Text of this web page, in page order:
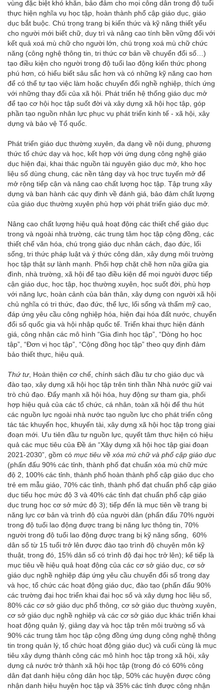
vùng đặc biệt khó khăn, bảo đảm cho mọi công dân trong độ tuổi
thực hiện nghĩa vụ học tập, hoàn thành phổ cập giáo dục, giáo
dục bắt buộc. Chú trọng trang bị kiến thức và kỹ năng thiết yếu
cho người mới biết chữ, duy trì và nâng cao tính bền vững đối với
kết quả xoá mù chữ cho người lớn, chú trọng xoá mù chữ chức
năng (công nghệ thông tin, tri thức cơ bản về chuyển đổi số…)
tạo điều kiện cho người trong độ tuổi lao động kiến thức phong
phú hơn, có hiểu biết sâu sắc hơn và có những kỹ năng cao hơn
để có thể tự tạo việc làm hoặc chuyển đổi nghề nghiệp, thích ứng
với những thay đổi của xã hội. Phát triển hệ thống giáo dục mở
để tạo cơ hội học tập suốt đời và xây dựng xã hội học tập, góp
phần tạo nguồn nhân lực phục vụ phát triển kinh tế - xã hội, xây
dựng và bảo vệ Tổ quốc.
Phát triển giáo dục thường xuyên, đa dạng về nội dung, phương
thức tổ chức dạy và học, kết hợp với ứng dụng công nghệ giáo
dục hiện đại, khai thác nguồn tài nguyên giáo dục mở, kho học
liệu số dùng chung, các nền tảng dạy và học trực tuyến mở để
mở rộng tiếp cận và nâng cao chất lượng học tập. Tập trung xây
dựng và ban hành các quy định về đánh giá, bảo đảm chất lượng
của giáo dục thường xuyên phù hợp với phát triển giáo dục mở.
Nâng cao chất lượng hiệu quả hoạt động các thiết chế giáo dục
trong và ngoài nhà trường, các trung tâm học tập cộng đồng, các
thiết chế văn hóa, chú trọng giáo dục nhân cách, đạo đức, lối
sống, tri thức pháp luật và ý thức công dân, xây dựng môi trường
học tập thật sự lành mạnh. Phối hợp chặt chẽ hơn nữa giữa gia
đình, nhà trường, xã hội để tạo điều kiện để mọi người được tiếp
cận giáo dục, học tập, học thường xuyên, học suốt đời, phù hợp
với năng lực, hoàn cảnh của bản thân, xây dựng con người xã hội
chủ nghĩa có tri thức, đạo đức, thể lực, lối sống và thẩm mỹ cao,
đáp ứng yêu cầu công nghiệp hóa, hiện đại hóa đất nước, chuyển
đổi số quốc gia và hội nhập quốc tế. Triển khai thực hiện đánh
giá, công nhận các mô hình “Gia đình học tập”, “Dòng họ học
tập”, “Đơn vị học tập”, “Cộng đồng học tập” theo quy định đảm
bảo thiết thực, hiệu quả.
Thứ tư, Hoàn thiện cơ chế, chính sách đầu tư cho giáo dục và
đào tạo, xây dựng xã hội học tập trên tinh thần Nhà nước giữ vai
trò chủ đạo. Đẩy mạnh xã hội hóa, huy động sự tham gia, phối
hợp hiệu quả của các tổ chức, cá nhân, toàn xã hội để thu hút
các nguồn lực ngoài nhà nước tạo nguồn lực cho phát triển công
tác tác khuyến học, khuyến tài, xây dựng xã hội học tập trong giai
đoạn mới. Ưu tiên đầu tư nguồn lực, quyết tâm thực hiện có hiệu
quả các mục tiêu của Đề án “Xây dựng xã hội học tập giai đoạn
2021-2030”, gồm có mục tiêu về xóa mù chữ và phổ cập giáo dục
(phấn đấu 90% các tỉnh, thành phố đạt chuẩn xóa mù chữ mức
độ 2, 100% các tỉnh, thành phố hoàn thành phổ cập giáo dục cho
trẻ em mẫu giáo, 70% các tỉnh, thành phố đạt chuẩn phổ cập giáo
dục tiểu học mức độ 3 và 40% các tỉnh đạt chuẩn phổ cập giáo
dục trung học cơ sở mức độ 3); tiếp đến là mục tiên về trang bị
năng lực cơ bản và trình độ của người dân (phấn đấu 70% người
trong độ tuổi lao động được trang bị năng lực thông tin, 70%
người trong độ tuổi lao động được trang bị kỹ năng sống, 60%
dân số từ 15 tuổi trở lên được đào tạo trình độ chuyên môn kỹ
thuật, trong đó, 15% dân số có trình độ đại học trở lên); kế tiếp là
mục tiêu về hiệu quả hoạt động của các cơ sở giáo dục, cơ sở
giáo dục nghề nghiệp đáp ứng yêu cầu chuyển đổi số trong dạy
và học, tổ chức các hoạt động giáo dục, đào tạo (phấn đấu 90%
các trường đại học triển khai đại học số và xây dựng học liệu số,
80% các cơ sở giáo dục phổ thông, cơ sở giáo dục thường xuyên,
cơ sở giáo dục nghề nghiệp và các cơ sở giáo dục khác triển khai
hoạt động quản lý, giảng dạy và học tập trên môi trường số và
90% các trung tâm học tập cộng đồng ứng dụng công nghệ thông
tin trong quản lý, tổ chức hoạt động giáo dục) và cuối cùng là mục
tiêu xây dựng thành công các mô hình học tập trong xã hội, xây
dựng cả nước trở thành xã hội học tập (trong đó có 60% công
dân đạt danh hiệu công dân học tập, 50% các huyện được công
nhận danh hiệu huyện học tập và 35% các tỉnh được công nhận